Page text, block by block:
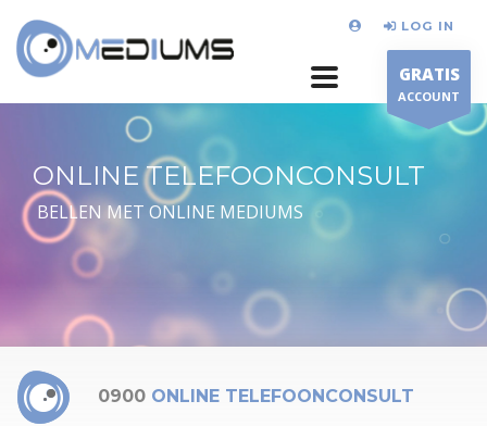
LOG IN
GRATIS
ACCOUNT
ONLINE TELEFOONCONSULT
BELLEN MET ONLINE MEDIUMS
0900 ONLINE TELEFOONCONSULT